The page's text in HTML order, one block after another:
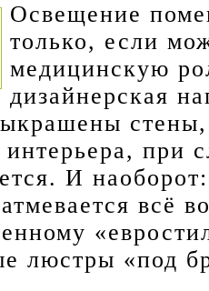
Освещение
только, если
медицинскую
дизайнерская
интерьера, при
И
всё
люстры «под